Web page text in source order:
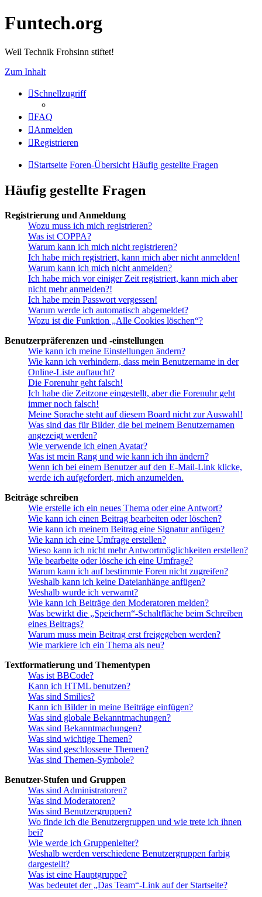
Funtech.org
Weil Technik Frohsinn stiftet!
Zum Inhalt
Schnellzugriff
FAQ
Anmelden
Registrieren
Startseite Foren-Übersicht Häufig gestellte Fragen
Häufig gestellte Fragen
Registrierung und Anmeldung
Wozu muss ich mich registrieren?
Was ist COPPA?
Warum kann ich mich nicht registrieren?
Ich habe mich registriert, kann mich aber nicht anmelden!
Warum kann ich mich nicht anmelden?
Ich habe mich vor einiger Zeit registriert, kann mich aber
nicht mehr anmelden?!
Ich habe mein Passwort vergessen!
Warum werde ich automatisch abgemeldet?
Wozu ist die Funktion „Alle Cookies löschen“?
Benutzerpräferenzen und -einstellungen
Wie kann ich meine Einstellungen ändern?
Wie kann ich verhindern, dass mein Benutzername in der
Online-Liste auftaucht?
Die Forenuhr geht falsch!
Ich habe die Zeitzone eingestellt, aber die Forenuhr geht
immer noch falsch!
Meine Sprache steht auf diesem Board nicht zur Auswahl!
Was sind das für Bilder, die bei meinem Benutzernamen
angezeigt werden?
Wie verwende ich einen Avatar?
Was ist mein Rang und wie kann ich ihn ändern?
Wenn ich bei einem Benutzer auf den E-Mail-Link klicke,
werde ich aufgefordert, mich anzumelden.
Beiträge schreiben
Wie erstelle ich ein neues Thema oder eine Antwort?
Wie kann ich einen Beitrag bearbeiten oder löschen?
Wie kann ich meinem Beitrag eine Signatur anfügen?
Wie kann ich eine Umfrage erstellen?
Wieso kann ich nicht mehr Antwortmöglichkeiten erstellen?
Wie bearbeite oder lösche ich eine Umfrage?
Warum kann ich auf bestimmte Foren nicht zugreifen?
Weshalb kann ich keine Dateianhänge anfügen?
Weshalb wurde ich verwarnt?
Wie kann ich Beiträge den Moderatoren melden?
Was bewirkt die „Speichern“-Schaltfläche beim Schreiben
eines Beitrags?
Warum muss mein Beitrag erst freigegeben werden?
Wie markiere ich ein Thema als neu?
Textformatierung und Thementypen
Was ist BBCode?
Kann ich HTML benutzen?
Was sind Smilies?
Kann ich Bilder in meine Beiträge einfügen?
Was sind globale Bekanntmachungen?
Was sind Bekanntmachungen?
Was sind wichtige Themen?
Was sind geschlossene Themen?
Was sind Themen-Symbole?
Benutzer-Stufen und Gruppen
Was sind Administratoren?
Was sind Moderatoren?
Was sind Benutzergruppen?
Wo finde ich die Benutzergruppen und wie trete ich ihnen
bei?
Wie werde ich Gruppenleiter?
Weshalb werden verschiedene Benutzergruppen farbig
dargestellt?
Was ist eine Hauptgruppe?
Was bedeutet der „Das Team“-Link auf der Startseite?